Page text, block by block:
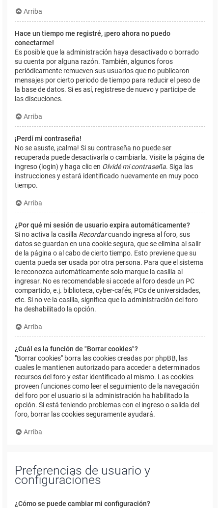
Arriba
Hace un tiempo me registré, ¡pero ahora no puedo
conectarme!
Es posible que la administración haya desactivado o borrado
su cuenta por alguna razón. También, algunos foros
periódicamente remueven sus usuarios que no publicaron
mensajes por cierto periodo de tiempo para reducir el peso de
la base de datos. Si es así, registrese de nuevo y participe de
las discuciones.
Arriba
¡Perdí mi contraseña!
No se asuste, ¡calma! Si su contraseña no puede ser
recuperada puede desactivarla o cambiarla. Visite la página de
ingreso (login) y haga clic en Olvidé mi contraseña. Siga las
instrucciones y estará identificado nuevamente en muy poco
tiempo.
Arriba
¿Por qué mi sesión de usuario expira automáticamente?
Si no activa la casilla Recordarcuando ingresa al foro, sus
datos se guardan en una cookie segura, que se elimina al salir
de la página o al cabo de cierto tiempo. Esto previene que su
cuenta pueda ser usada por otra persona. Para que el sistema
le reconozca automáticamente solo marque la casilla al
ingresar. No es recomendable si accede al foro desde un PC
compartido, e.j. biblioteca, cyber-cafés, PCs de universidades,
etc. Si no ve la casilla, significa que la administración del foro
ha deshabilitado la opción.
Arriba
¿Cuál es la función de "Borrar cookies"?
"Borrar cookies" borra las cookies creadas por phpBB, las
cuales le mantienen autorizado para acceder a determinados
recursos del foro y estar identificado al mismo. Las cookies
proveen funciones como leer el seguimiento de la navegación
del foro por el usuario si la administración ha habilitado la
opción. Si está teniendo problemas con el ingreso o salida del
foro, borrar las cookies seguramente ayudará.
Arriba
Preferencias de usuario y
configuraciones
¿Cómo se puede cambiar mi configuración?